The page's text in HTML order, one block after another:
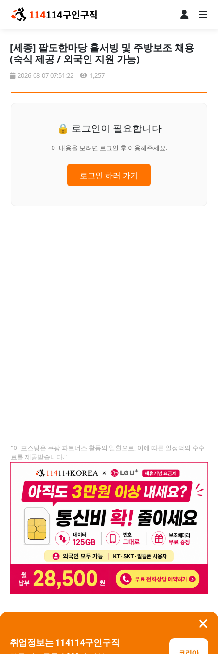
×
취업정보는 114114구인구직
[세종] 팔도한마당 홀서빙 및 주방보조 채용
(숙식 제공 / 외국인 지원 가능)
2026-08-07 07:51:22 1,257
🔒 로그인이 필요합니다
이 내용을 보려면 로그인 후 이용해주세요.
로그인 하러 가기
"이 포스팅은 쿠팡 파트너스 활동의 일환으로, 이에 따른 일정액의 수수
료를 제공받습니다."